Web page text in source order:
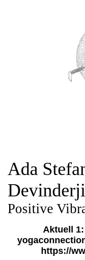
Ada
Positive
Aktuell
https://